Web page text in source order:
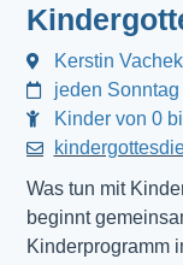
Kerstin
jeden Sonntag
Kinder von 0
Was tun mit
beginnt
Kinderprogramm